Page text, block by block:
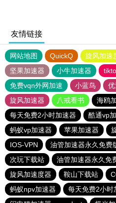
友情链接
网站地图 QuickQ 旋风加速
坚果加速器
小牛加速器
免费vqn外网加速
小蓝鸟
旋风加速器
八戒看书 海鸥
每天免费2小时加速器
酷通vp
蚂蚁vp加速器
苹果加速器
IOS-VPN
油管加速器永久免费
次玩下载站
油管加速器永久免
旋风加速度器
鞍山下载站
蚂蚁npv加速器
每天免费2小时